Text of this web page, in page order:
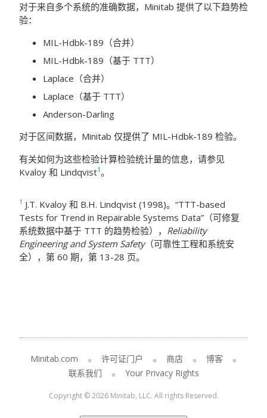
对于来自多个系统的准确数据，Minitab 提供了以下趋势检
验：
MIL-Hdbk-189（合并）
MIL-Hdbk-189（基于 TTT）
Laplace（合并）
Laplace（基于 TTT）
Anderson-Darling
对于区间数据，Minitab 仅提供了 MIL-Hdbk-189 检验。
有关如何为这些检验计算检验统计量的信息，请参见
Kvaloy 和 Lindqvist1。
1 J.T. Kvaloy 和 B.H. Lindqvist (1998)。“TTT-based
Tests for Trend in Repairable Systems Data”（可修复
系统数据中基于 TTT 的趋势检验）， Reliability
Engineering and System Safety（可靠性工程和系统安
全），第 60 期，第 13-28 页。
Minitab.com 许可证门户 商店
博客
联系我们
Your Privacy Rights
Copyright © 2026 Minitab, LLC. All rights Reserved.